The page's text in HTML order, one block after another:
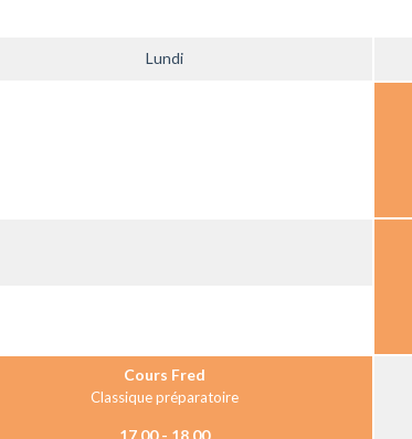
Lundi
Cours Fred
Classique préparatoire